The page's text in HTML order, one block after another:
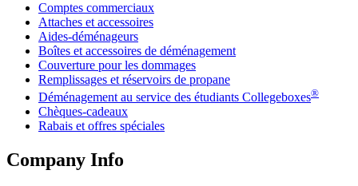
Comptes commerciaux
Attaches et accessoires
Aides-déménageurs
Boîtes et accessoires de déménagement
Couverture pour les dommages
Remplissages et réservoirs de propane
Déménagement au service des étudiants Collegeboxes®
Chèques-cadeaux
Rabais et offres spéciales
Company Info